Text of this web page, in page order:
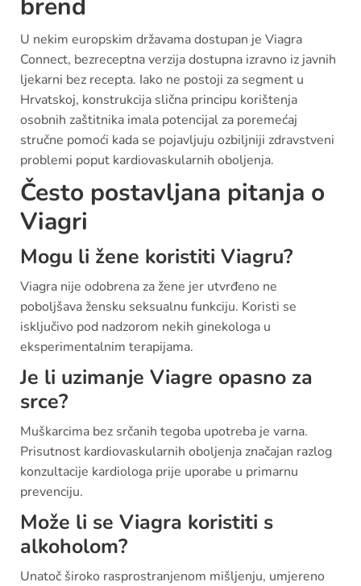
brend
U nekim europskim državama dostupan je Viagra
Connect, bezreceptna verzija dostupna izravno iz javnih
ljekarni bez recepta. Iako ne postoji za segment u
Hrvatskoj, konstrukcija slična principu korištenja
osobnih zaštitnika imala potencijal za poremećaj
stručne pomoći kada se pojavljuju ozbiljniji zdravstveni
problemi poput kardiovaskularnih oboljenja.
Često postavljana pitanja o
Viagri
Mogu li žene koristiti Viagru?
Viagra nije odobrena za žene jer utvrđeno ne
poboljšava žensku seksualnu funkciju. Koristi se
isključivo pod nadzorom nekih ginekologa u
eksperimentalnim terapijama.
Je li uzimanje Viagre opasno za
srce?
Muškarcima bez srčanih tegoba upotreba je varna.
Prisutnost kardiovaskularnih oboljenja značajan razlog
konzultacije kardiologa prije uporabe u primarnu
prevenciju.
Može li se Viagra koristiti s
alkoholom?
Unatoč široko rasprostranjenom mišljenju, umjereno